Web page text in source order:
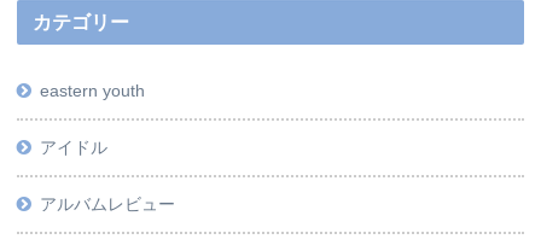
カテゴリー
eastern youth
アイドル
アルバムレビュー